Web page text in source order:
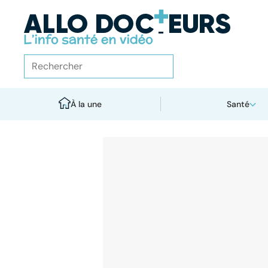
À la une Santé